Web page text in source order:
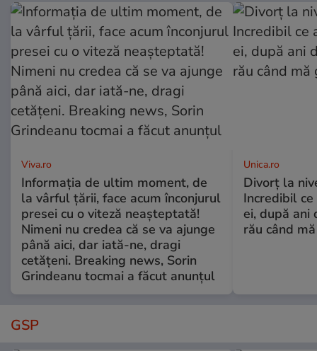
Viva.ro
Informația de ultim moment, de
la vârful țării, face acum înconjurul
presei cu o viteză neașteptată!
Nimeni nu credea că se va ajunge
până aici, dar iată-ne, dragi
cetățeni. Breaking news, Sorin
Grindeanu tocmai a făcut anunțul
Unica.ro
Divorț la
Incredibil
ei, după ani
rău când
GSP